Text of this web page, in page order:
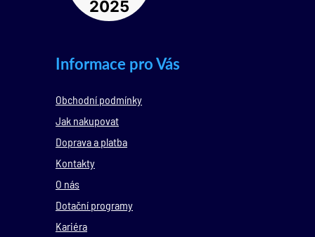
Informace pro Vás
Obchodní podmínky
Jak nakupovat
Doprava a platba
Kontakty
O nás
Dotační programy
Kariéra